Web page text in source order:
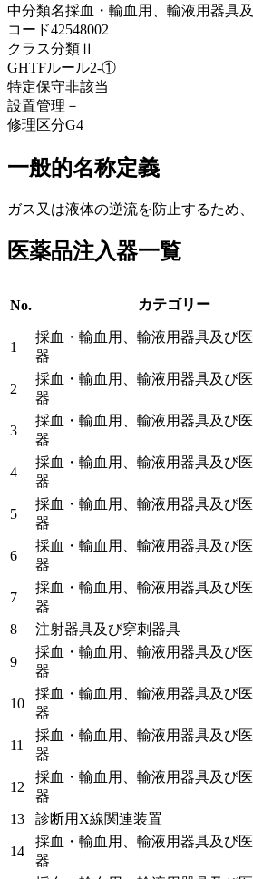
中分類名採血・輸血用、輸液用器具
コード42548002
クラス分類 Ⅱ
GHTFルール2-①
特定保守非該当
設置管理 －
修理区分G4
一般的名称定義
ガス又は液体の逆流を防止するため
医薬品注入器一覧
No. カテゴリー
1
採血・輸血用、輸液用器具及び
器
2
採血・輸血用、輸液用器具及び
器
3
採血・輸血用、輸液用器具及び
器
4
採血・輸血用、輸液用器具及び
器
5
採血・輸血用、輸液用器具及び
器
6
採血・輸血用、輸液用器具及び
器
7
採血・輸血用、輸液用器具及び
器
8 注射器具及び穿刺器具
9
採血・輸血用、輸液用器具及び
器
10
採血・輸血用、輸液用器具及び
器
11
採血・輸血用、輸液用器具及び
器
12
採血・輸血用、輸液用器具及び
器
13 診断用X線関連装置
14
採血・輸血用、輸液用器具及び
器